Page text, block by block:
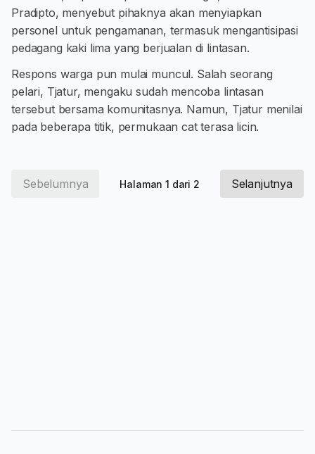
Pradipto, menyebut pihaknya akan menyiapkan
personel untuk pengamanan, termasuk mengantisipasi
pedagang kaki lima yang berjualan di lintasan.
Respons warga pun mulai muncul. Salah seorang
pelari, Tjatur, mengaku sudah mencoba lintasan
tersebut bersama komunitasnya. Namun, Tjatur menilai
pada beberapa titik, permukaan cat terasa licin.
Sebelumnya Halaman 1 dari 2 Selanjutnya